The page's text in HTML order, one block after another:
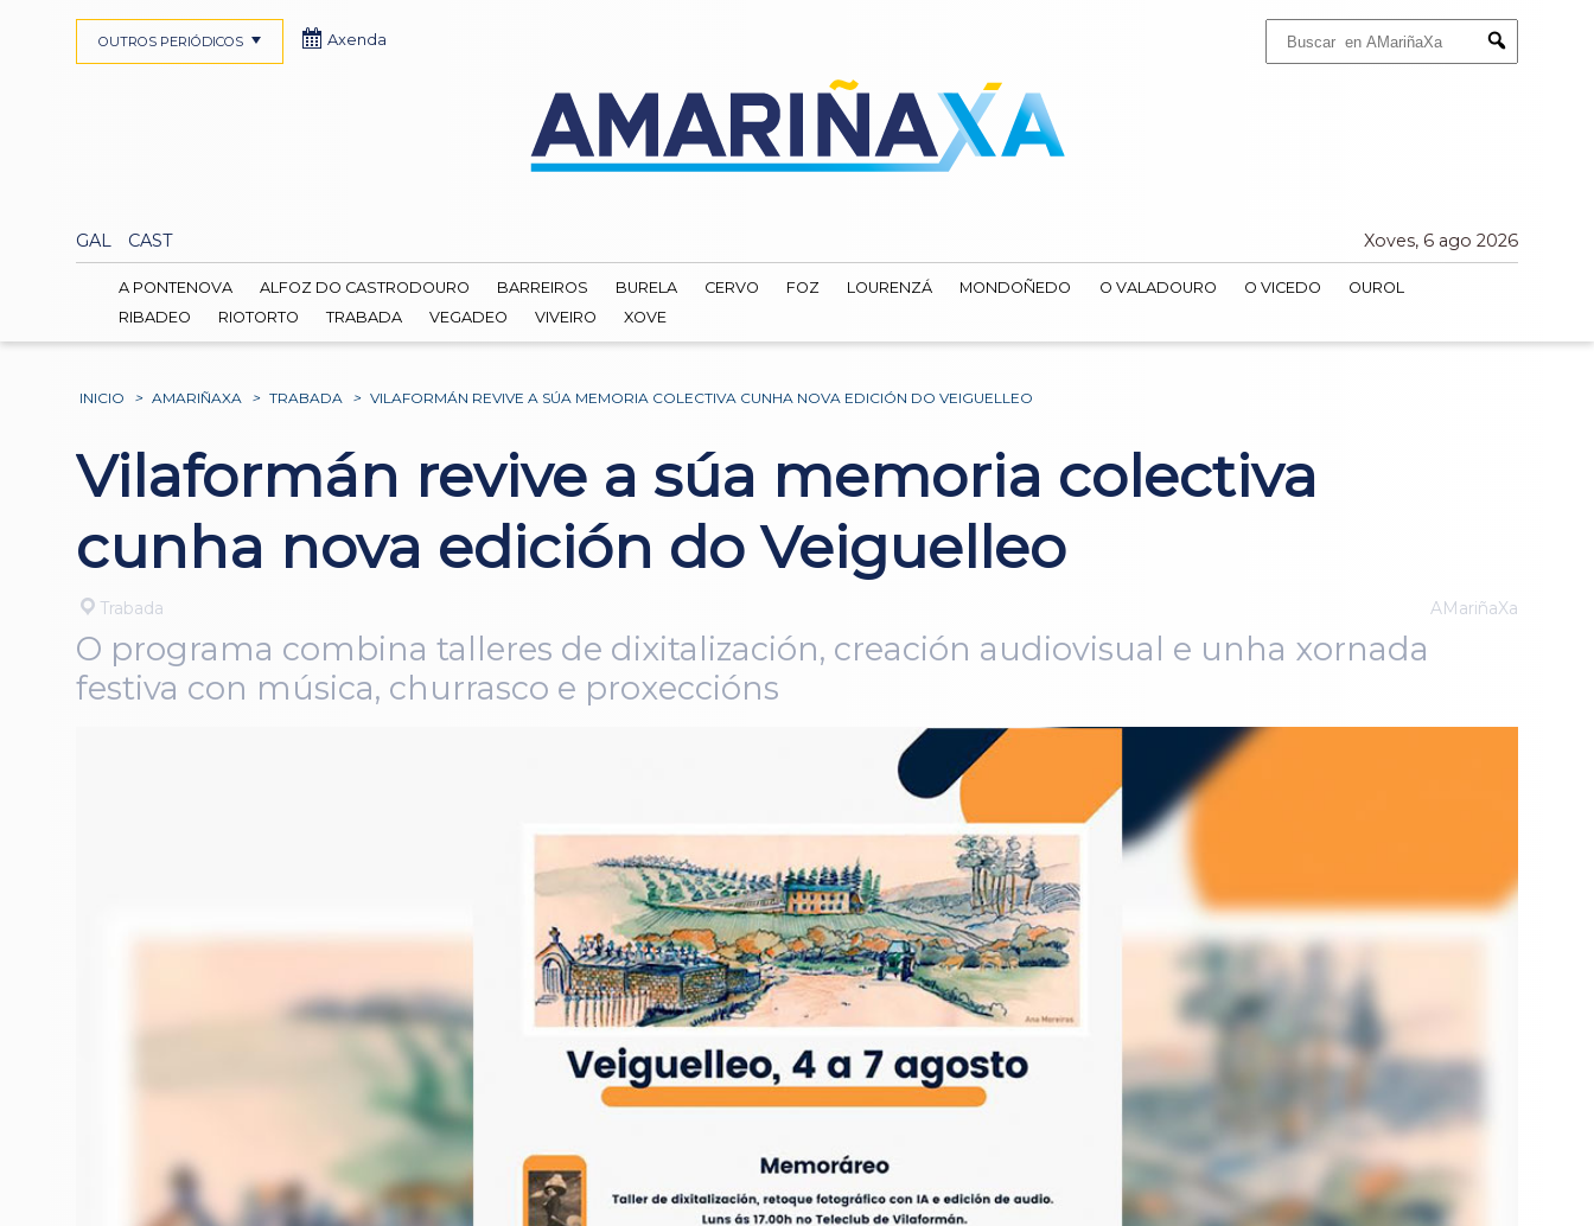
Submit
GAL CAST Xoves, 6 ago 2026
OUTROS PERIÓDICOS Axenda
A PONTENOVA ALFOZ DO CASTRODOURO BARREIROS BURELA CERVO FOZ LOURENZÁ MONDOÑEDO O VALADOURO O VICEDO
OUROL
RIBADEO
RIOTORTO TRABADA VEGADEO VIVEIRO XOVE
INICIO > AMARIÑAXA > TRABADA > VILAFORMÁN REVIVE A SÚA MEMORIA COLECTIVA CUNHA NOVA EDICIÓN DO VEIGUELLEO
Vilaformán revive a súa memoria colectiva
cunha nova edición do Veiguelleo
Trabada AMariñaXa
O programa combina talleres de dixitalización, creación audiovisual e unha xornada
festiva con música, churrasco e proxeccións